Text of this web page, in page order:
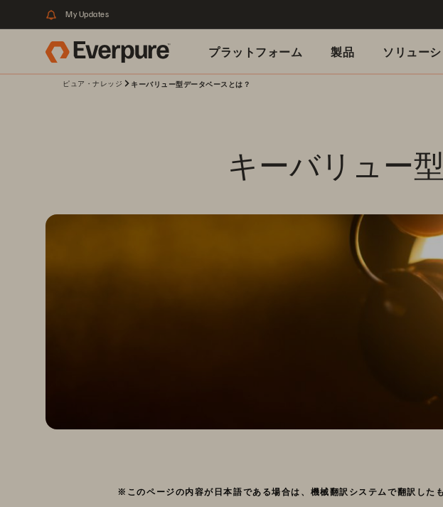
My Updates
プラットフォーム 製品 ソリュー
ピュア・ナレッジ キーバリュー型データベースとは？
キーバリュー
※このページの内容が日本語である場合は、機械翻訳システムで翻訳したも